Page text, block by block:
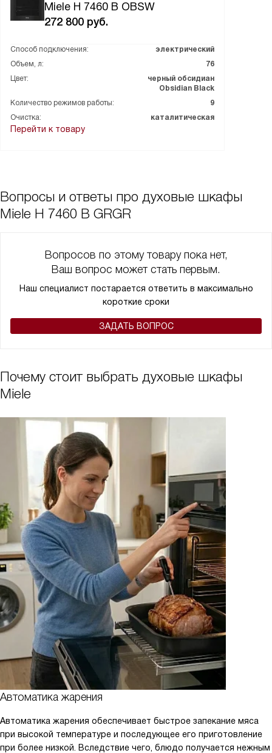
Miele H 7460 B OBSW
272 800 руб.
Способ подключения:
электрический
Объем, л:
76
Цвет:
черный обсидиан
Obsidian Black
Количество режимов работы:
9
Очистка:
каталитическая
Перейти к товару
Вопросы и ответы про духовые шкафы
Miele H 7460 B GRGR
Вопросов по этому товару пока нет,
Ваш вопрос может стать первым.
Наш специалист постарается ответить в максимально
короткие сроки
ЗАДАТЬ ВОПРОС
Почему стоит выбрать духовые шкафы
Miele
Автоматика жарения
Автоматика жарения обеспечивает быстрое запекание мяса
при высокой температуре и последующее его приготовление
при более низкой. Вследствие чего, блюдо получается нежным